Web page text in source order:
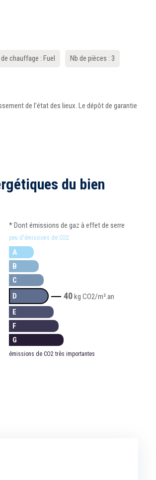
chauffage : Fuel Nb de pièces : 3
de l’état des lieux. Le dépôt de garantie
du bien
* Dont émissions de gaz à effet de serre
peu d'émissions de CO2
A
B
C
D
40kg CO2/m².an
E
F
G
émissions de CO2 très importantes